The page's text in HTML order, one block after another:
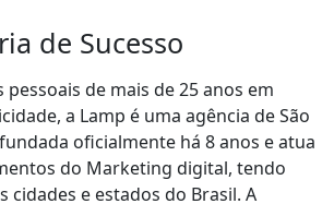
de Sucesso
pessoais de mais de 25 anos em
a Lamp é uma agência de São
oficialmente há 8 anos e atua
do Marketing digital, tendo
cidades e estados do Brasil. A